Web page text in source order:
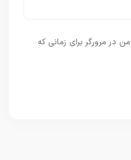
برای زمانی که